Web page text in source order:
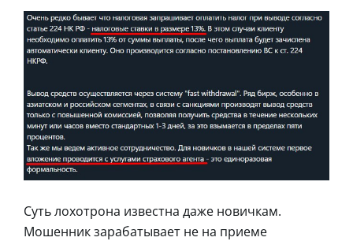
Суть лохотрона известна даже новичкам.
Мошенник зарабатывает не на приеме